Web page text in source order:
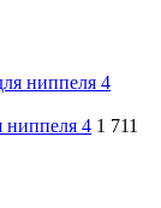
ниппеля 4 1 711